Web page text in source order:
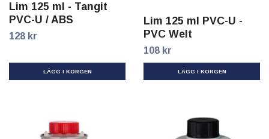
Lim 125 ml - Tangit
PVC-U / ABS
128 kr
Lim 125 ml PVC-U -
PVC Welt
108 kr